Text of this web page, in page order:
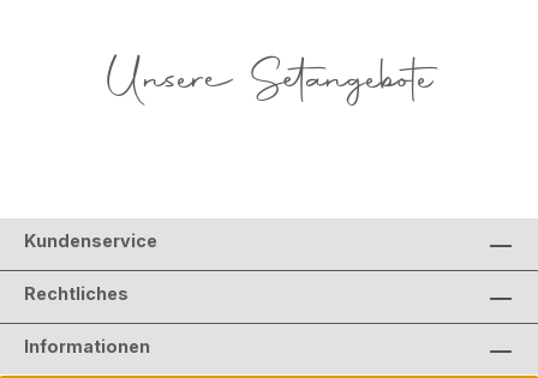
Unsere Setangebote
Kundenservice
Rechtliches
Informationen